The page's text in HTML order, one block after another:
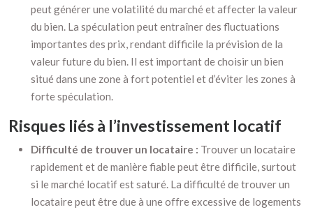
peut générer une volatilité du marché et affecter la valeur
du bien. La spéculation peut entraîner des fluctuations
importantes des prix, rendant difficile la prévision de la
valeur future du bien. Il est important de choisir un bien
situé dans une zone à fort potentiel et d’éviter les zones à
forte spéculation.
Risques liés à l’investissement locatif
Difficulté de trouver un locataire : Trouver un locataire
rapidement et de manière fiable peut être difficile, surtout
si le marché locatif est saturé. La difficulté de trouver un
locataire peut être due à une offre excessive de logements